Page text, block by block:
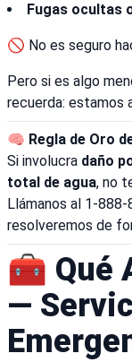
Fugas ocultas
🚫 No es seguro
Pero si es algo
recuerda: estamos
🧠 Regla de Oro
Si involucra daño
total de agua, no
Llámanos al 1-
resolveremos de
🧰 Qué
—